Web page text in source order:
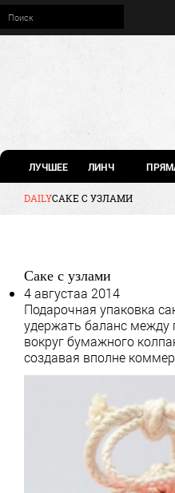
ЛУЧШЕЕ ЛИНЧ
DAILYСАКЕ С УЗЛАМИ
Саке с узлами
4 августаа 2014
Подарочная упаковка
удержать баланс между
вокруг бумажного
создавая вполне